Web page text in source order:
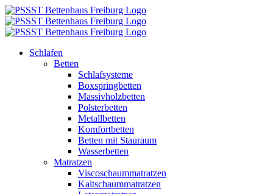
Zum
Inhalt
springen
Schlafen
Betten
Schlafsysteme
Boxspringbetten
Massivholzbetten
Polsterbetten
Metallbetten
Komfortbetten
Betten mit Stauraum
Wasserbetten
Matratzen
Viscoschaummatratzen
Kaltschaummatratzen